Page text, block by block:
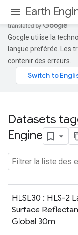
Earth
Google utilise la
langue préférée. Les
contenir des erreurs.
Datasets
Engine
HLSL30 : HLS-2
Surface
Global 30m